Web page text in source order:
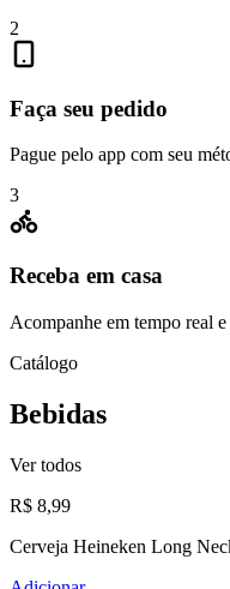
2
Faça seu pedido
Pague pelo app com seu
3
Receba em casa
Acompanhe em tempo real
Catálogo
Bebidas
Ver todos
R$ 8,99
Cerveja Heineken Long